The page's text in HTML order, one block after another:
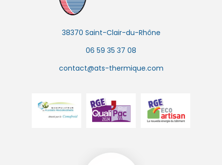
38370 Saint-Clair-du-Rhône
06 59 35 37 08
contact@ats-thermique.com